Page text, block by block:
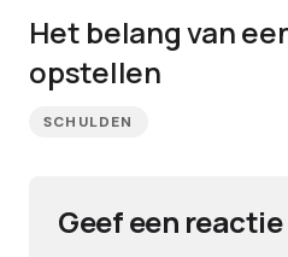
Het belang van
opstellen
SCHULDEN
Geef een reactie